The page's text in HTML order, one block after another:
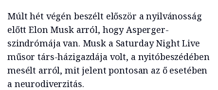
Múlt hét végén beszélt először a nyilvánosság
előtt Elon Musk arról, hogy Asperger-
szindrómája van. Musk a Saturday Night Live
műsor társ-házigazdája volt, a nyitóbeszédében
mesélt arról, mit jelent pontosan az ő esetében
a neurodiverzitás.